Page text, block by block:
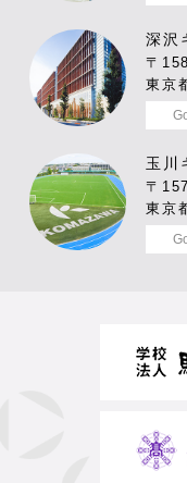
深沢
〒
東京
玉川
〒
東京